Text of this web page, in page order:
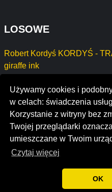
Używamy cookies i
w celach: świadczenia
Korzystanie z witryny bez
Twojej przeglądarki
umieszczane w Twoim
Czytaj więcej
OK
LOSOWE
Robert Kordyś KORDYŚ -
giraffe ink
leadership
groupe forest
clancy and co., pllc certified
zens distribution limited
© 2022 Opinie o
granicą.